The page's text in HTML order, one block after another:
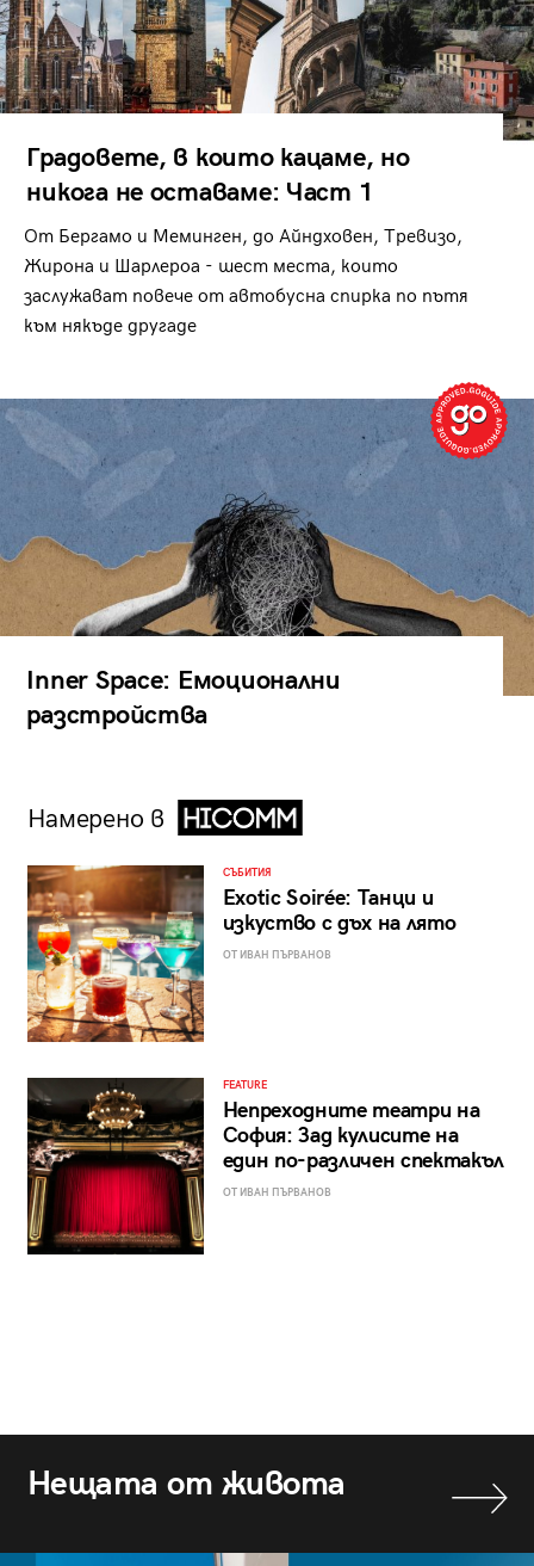
Градовете, в които кацаме, но
никога не оставаме: Част 1
От Бергамо и Меминген, до Айндховен, Тревизо,
Жирона и Шарлероа - шест места, които
заслужават повече от автобусна спирка по пътя
към някъде другаде
Inner Space: Емоционални
разстройства
Намерено в
СЪБИТИЯ
Exotic Soirée: Танци и
изкуство с дъх на лято
ОТ ИВАН ПЪРВАНОВ
FEATURE
Непреходните театри на
София: Зад кулисите на
един по-различен спектакъл
ОТ ИВАН ПЪРВАНОВ
Нещата от живота